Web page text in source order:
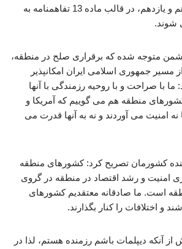
سوم، چهارم، پنجم، دهم و یازدهم، در قالب ماده 13 تفاهمنامه به
شوند.
دشمن متوجه شده که برقراری صلح در منطقه،
مسیر جمهوری اسلامی ایران امکانپذیر
با صراحت و با روحیه رزمندگی با آنها
منطقه هم می گوییم که آمریکا و
نه امنیت می آوردند و نه به آنها قدرت می
کشورمان تصریح کرد: کشورهای منطقه
امنیت و رشد اقتصاد در منطقه در گروی
است. ما صادقانه معتقدیم کشورهای
و اختلافات را کنار بگذارند.
از آنکه دیپلمات باشم رزمنده هستم، لذا در